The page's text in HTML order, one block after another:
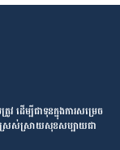
វ​ ដើម្បី​ជា​ទុន​ក្នុង​ការ​សម្រេច​
ស្រស់ស្រាយ​សុខសប្បាយ​ជា​